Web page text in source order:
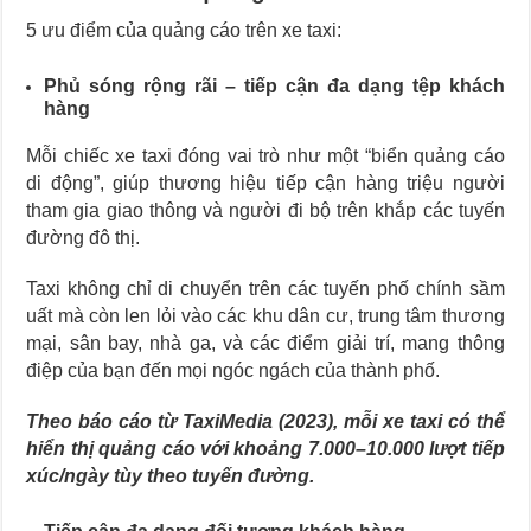
5 ưu điểm của quảng cáo trên xe taxi:
Phủ sóng rộng rãi – tiếp cận đa dạng tệp khách
hàng
Mỗi chiếc xe taxi đóng vai trò như một “biển quảng cáo
di động”, giúp thương hiệu tiếp cận hàng triệu người
tham gia giao thông và người đi bộ trên khắp các tuyến
đường đô thị.
Taxi không chỉ di chuyển trên các tuyến phố chính sầm
uất mà còn len lỏi vào các khu dân cư, trung tâm thương
mại, sân bay, nhà ga, và các điểm giải trí, mang thông
điệp của bạn đến mọi ngóc ngách của thành phố.
Theo báo cáo từ TaxiMedia (2023), mỗi xe taxi có thể
hiển thị quảng cáo với khoảng 7.000–10.000 lượt tiếp
xúc/ngày tùy theo tuyến đường.